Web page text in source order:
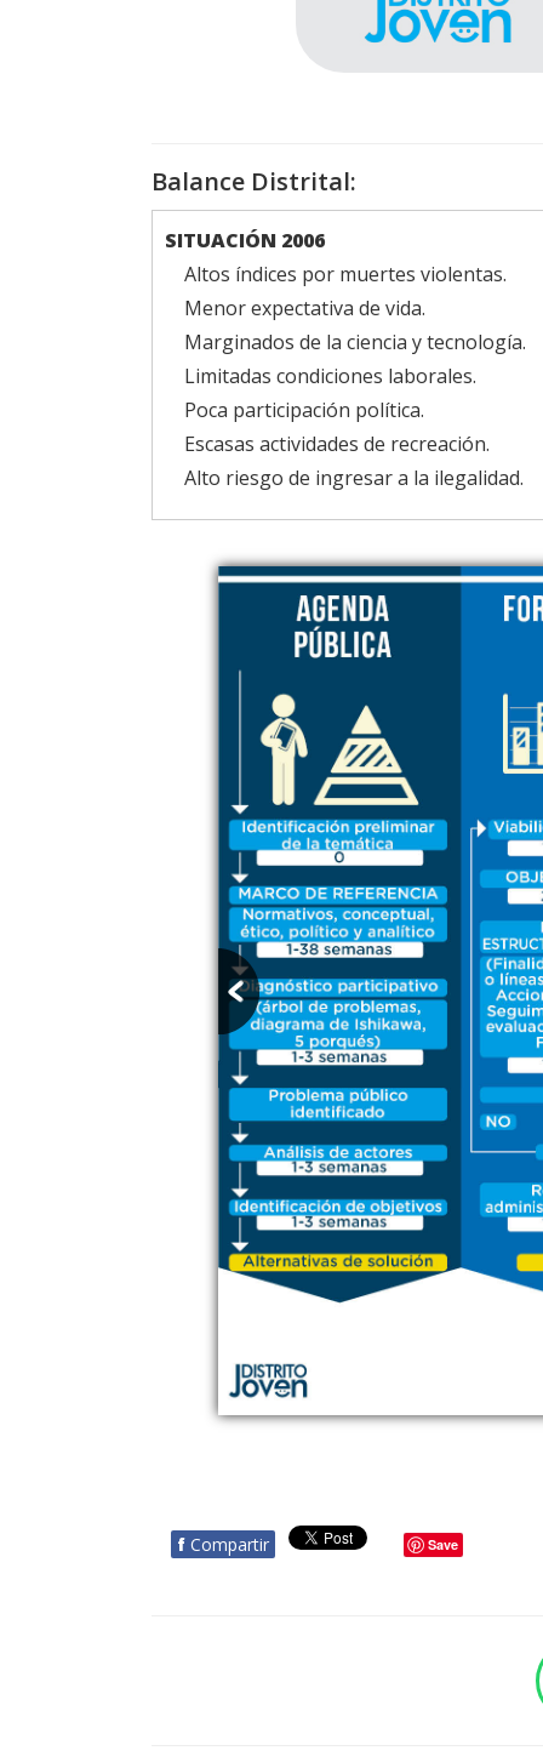
Balance Distrital:
SITUACIÓN 2006
Altos índices por muertes violentas.
Menor expectativa de vida.
Marginados de la ciencia y tecnología.
Limitadas condiciones laborales.
Poca participación política.
Escasas actividades de recreación.
Alto riesgo de ingresar a la ilegalidad.
f Compartir Save